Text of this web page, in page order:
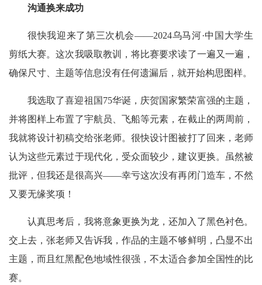
沟通换来成功
很快我迎来了第三次机会——2024乌马河·中国大学生
剪纸大赛。这次我吸取教训，将比赛要求读了一遍又一遍，
确保尺寸、主题等信息没有任何遗漏后，就开始构思图样。
我选取了喜迎祖国75华诞，庆贺国家繁荣富强的主题，
并将图样上布置了宇航员、飞船等元素，在截止的两周前，
我就将设计初稿交给张老师。很快设计图被打了回来，老师
认为这些元素过于现代化，受众面较少，建议更换。虽然被
批评，但我还是很高兴——幸亏这次没有再闭门造车，不然
又要无缘奖项！
认真思考后，我将意象更换为龙，还加入了黑色衬色。
交上去，张老师又告诉我，作品的主题不够鲜明，凸显不出
主题，而且红黑配色地域性很强，不太适合参加全国性的比
赛。